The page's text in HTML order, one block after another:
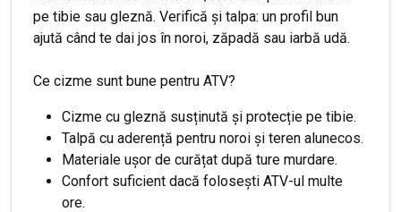
pe tibie sau gleznă. Verifică și talpa: un profil bun
ajută când te dai jos în noroi, zăpadă sau iarbă udă.
Ce cizme sunt bune pentru ATV?
Cizme cu gleznă susținută și protecție pe tibie.
Talpă cu aderență pentru noroi și teren alunecos.
Materiale ușor de curățat după ture murdare.
Confort suficient dacă folosești ATV-ul multe
ore.